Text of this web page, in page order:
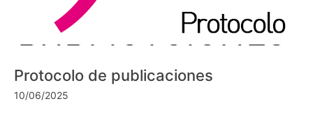
Protocolo de publicaciones
10/06/2025